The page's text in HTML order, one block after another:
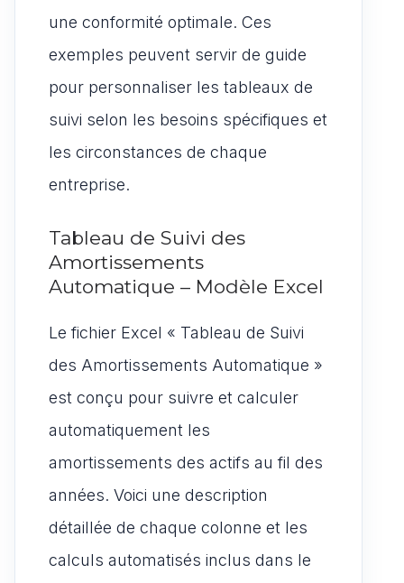
une conformité optimale. Ces
exemples peuvent servir de guide
pour personnaliser les tableaux de
suivi selon les besoins spécifiques et
les circonstances de chaque
entreprise.
Tableau de Suivi des
Amortissements
Automatique – Modèle Excel
Le fichier Excel « Tableau de Suivi
des Amortissements Automatique »
est conçu pour suivre et calculer
automatiquement les
amortissements des actifs au fil des
années. Voici une description
détaillée de chaque colonne et les
calculs automatisés inclus dans le